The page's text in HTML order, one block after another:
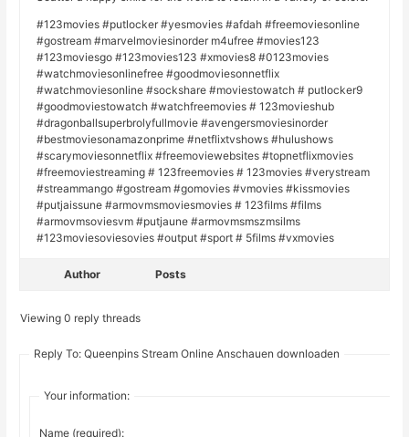
#123movies #putlocker #yesmovies #afdah #freemoviesonline
#gostream #marvelmoviesinorder m4ufree #movies123
#123moviesgo #123movies123 #xmovies8 #0123movies
#watchmoviesonlinefree #goodmoviesonnetflix
#watchmoviesonline #sockshare #moviestowatch # putlocker9
#goodmoviestowatch #watchfreemovies # 123movieshub
#dragonballsuperbrolyfullmovie #avengersmoviesinorder
#bestmoviesonamazonprime #netflixtvshows #hulushows
#scarymoviesonnetflix #freemoviewebsites #topnetflixmovies
#freemoviestreaming # 123freemovies # 123movies #verystream
#streammango #gostream #gomovies #vmovies #kissmovies
#putjaissune #armovmsmoviesmovies # 123films #films
#armovmsoviesvm #putjaune #armovmsmszmsilms
#123moviesoviesovies #output #sport # 5films #vxmovies
Author Posts
Viewing 0 reply threads
Reply To: Queenpins Stream Online Anschauen downloaden
Your information:
Name (required):